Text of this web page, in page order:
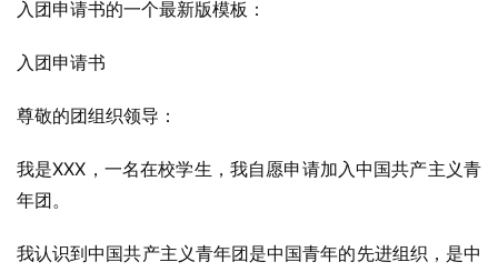
入团申请书的一个最新版模板：
入团申请书
尊敬的团组织领导：
我是XXX，一名在校学生，我自愿申请加入中国共产主义青
年团。
我认识到中国共产主义青年团是中国青年的先进组织，是中